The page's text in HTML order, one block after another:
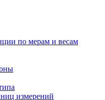
по мерам и весам
измерений